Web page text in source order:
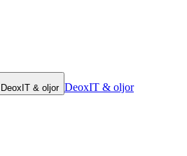
& oljor DeoxIT & oljor